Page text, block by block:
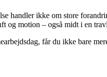
handler ikke om store
og motion – også midt i en
får du ikke bare